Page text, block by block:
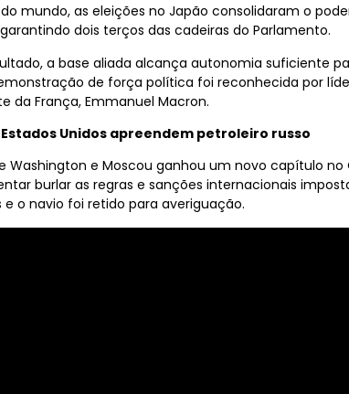
mundo, as eleições no Japão consolidaram o
dois terços das cadeiras do Parlamento.
a base aliada alcança autonomia suficiente
de força política foi reconhecida por
da França, Emmanuel Macron.
Unidos apreendem petroleiro russo
Washington e Moscou ganhou um novo capítulo
burlar as regras e sanções internacionais
o navio foi retido para averiguação.